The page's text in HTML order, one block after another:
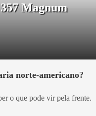
Magnum
norte-americano?
o que pode vir pela frente.